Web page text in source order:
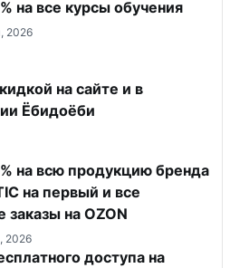
на все курсы обучения
2026
на сайте и в
Ёбидоёби
на всю продукцию бренда
на первый и все
заказы на OZON
2026
доступа на